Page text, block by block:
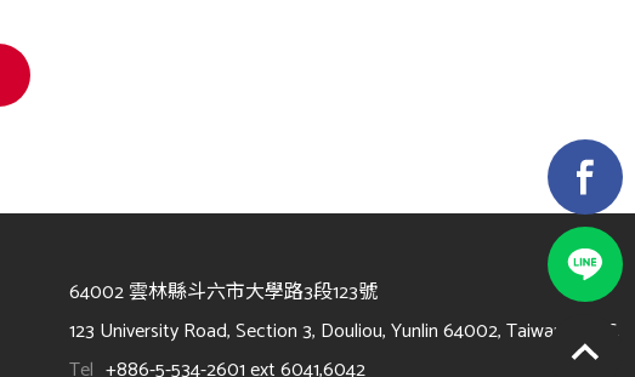
64002 雲林縣斗六市大學路3段123號
123 University Road, Section 3, Douliou, Yunlin 64002, Taiwan, R.O.C.
Tel +886-5-534-2601 ext 6041,6042